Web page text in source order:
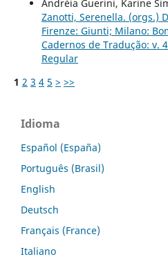
Andréia Guerini, Karine
Zanotti, Serenella. (orgs.)
Firenze: Giunti; Milano:
Cadernos de Tradução: v.
Regular
1 2 3 4 5 > >>
Idioma
Español (España)
Português (Brasil)
English
Deutsch
Français (France)
Italiano